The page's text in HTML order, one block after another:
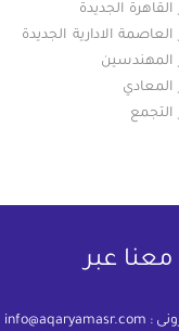
الجديدة
الادارية الجديدة
المهندسين
عبر
:
info@aqaryamasr.com